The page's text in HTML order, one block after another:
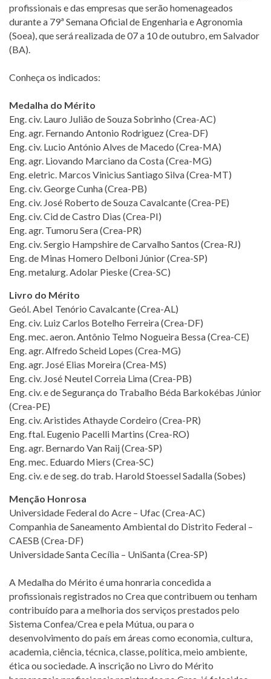
profissionais e das empresas que serão homenageados
durante a 79ª Semana Oficial de Engenharia e Agronomia
(Soea), que será realizada de 07 a 10 de outubro, em Salvador
(BA).
Conheça os indicados:
Medalha do Mérito
Eng. civ. Lauro Julião de Souza Sobrinho (Crea-AC)
Eng. agr. Fernando Antonio Rodriguez (Crea-DF)
Eng. civ. Lucio António Alves de Macedo (Crea-MA)
Eng. agr. Liovando Marciano da Costa (Crea-MG)
Eng. eletric. Marcos Vinicius Santiago Silva (Crea-MT)
Eng. civ. George Cunha (Crea-PB)
Eng. civ. José Roberto de Souza Cavalcante (Crea-PE)
Eng. civ. Cid de Castro Dias (Crea-PI)
Eng. agr. Tumoru Sera (Crea-PR)
Eng. civ. Sergio Hampshire de Carvalho Santos (Crea-RJ)
Eng. de Minas Homero Delboni Júnior (Crea-SP)
Eng. metalurg. Adolar Pieske (Crea-SC)
Livro do Mérito
Geól. AbeI Tenório Cavalcante (Crea-AL)
Eng. civ. Luiz Carlos Botelho Ferreira (Crea-DF)
Eng. mec. aeron. Antônio Telmo Nogueira Bessa (Crea-CE)
Eng. agr. Alfredo Scheid Lopes (Crea-MG)
Eng. agr. José Elias Moreira (Crea-MS)
Eng. civ. José Neutel Correia Lima (Crea-PB)
Eng. civ. e de Segurança do Trabalho Béda Barkokébas Júnior
(Crea-PE)
Eng. civ. Aristides Athayde Cordeiro (Crea-PR)
Eng. ftal. Eugenio Pacelli Martins (Crea-RO)
Eng. agr. Bernardo Van Raij (Crea-SP)
Eng. mec. Eduardo Miers (Crea-SC)
Eng. civ. e de seg. do trab. Harold Stoessel Sadalla (Sobes)
Menção Honrosa
Universidade Federal do Acre – Ufac (Crea-AC)
Companhia de Saneamento Ambiental do Distrito Federal –
CAESB (Crea-DF)
Universidade Santa Cecília – UniSanta (Crea-SP)
A Medalha do Mérito é uma honraria concedida a
profissionais registrados no Crea que contribuem ou tenham
contribuído para a melhoria dos serviços prestados pelo
Sistema Confea/Crea e pela Mútua, ou para o
desenvolvimento do país em áreas como economia, cultura,
academia, ciência, técnica, classe, política, meio ambiente,
ética ou sociedade. A inscrição no Livro do Mérito